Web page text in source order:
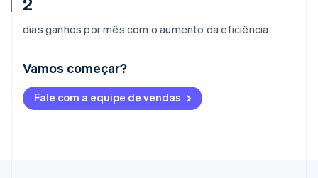
dias ganhos por mês com o aumento da eficiência
Vamos começar?
Fale com a equipe de vendas
DeutschEnglish
Austrália